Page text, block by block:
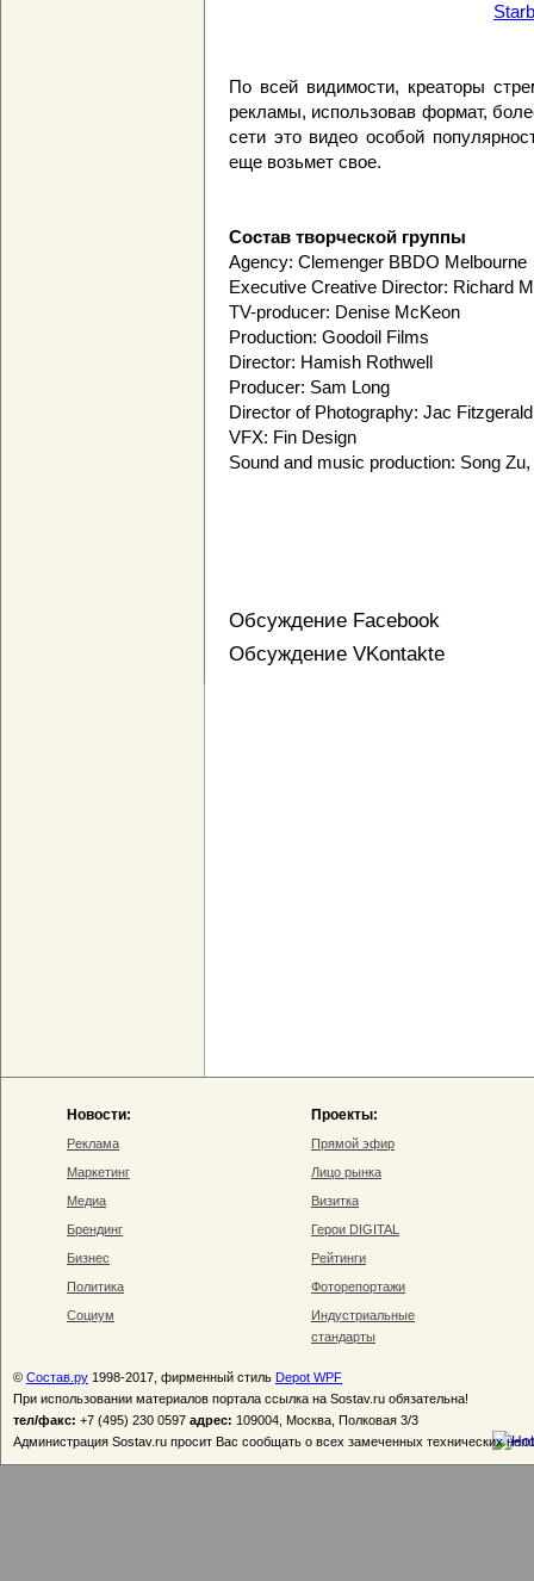
По всей видимости, креаторы
рекламы, использовав формат,
сети это видео особой
еще возьмет свое.
Состав творческой группы
Agency: Clemenger BBDO Melbourne
Executive Creative Director: Richard
TV-producer: Denise McKeon
Production: Goodoil Films
Director: Hamish Rothwell
Producer: Sam Long
Director of Photography: Jac Fitzgerald
VFX: Fin Design
Sound and music production: Song
Обсуждение Facebook
Обсуждение VKontakte
Новости:
Реклама
Маркетинг
Медиа
Брендинг
Бизнес
Политика
Социум
Проекты:
Прямой эфир
Лицо рынка
Визитка
Герои DIGITAL
Рейтинги
Фоторепортажи
Индустриальные
стандарты
© Состав.ру 1998-2017, фирменный стиль Depot WPF
При использовании материалов портала ссылка на Sostav.ru обязательна!
тел/факс: +7 (495) 230 0597 адрес: 109004, Москва, Полковая 3/3
Администрация Sostav.ru просит Вас сообщать о всех замеченных технических